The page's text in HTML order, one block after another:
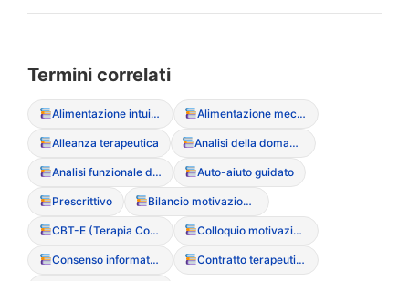
Termini correlati
Alimentazione intuitiva (Intuitive Eating) Alimentazione meccanica
Alleanza terapeutica Analisi della domanda
Analisi funzionale del sintomo Auto-aiuto guidato
Prescrittivo Bilancio motivazionale
CBT-E (Terapia Cognitivo Comportamentale Migliorata) Colloquio motivazionale
Consenso informato (particolarit? nei minori) Contratto terapeutico